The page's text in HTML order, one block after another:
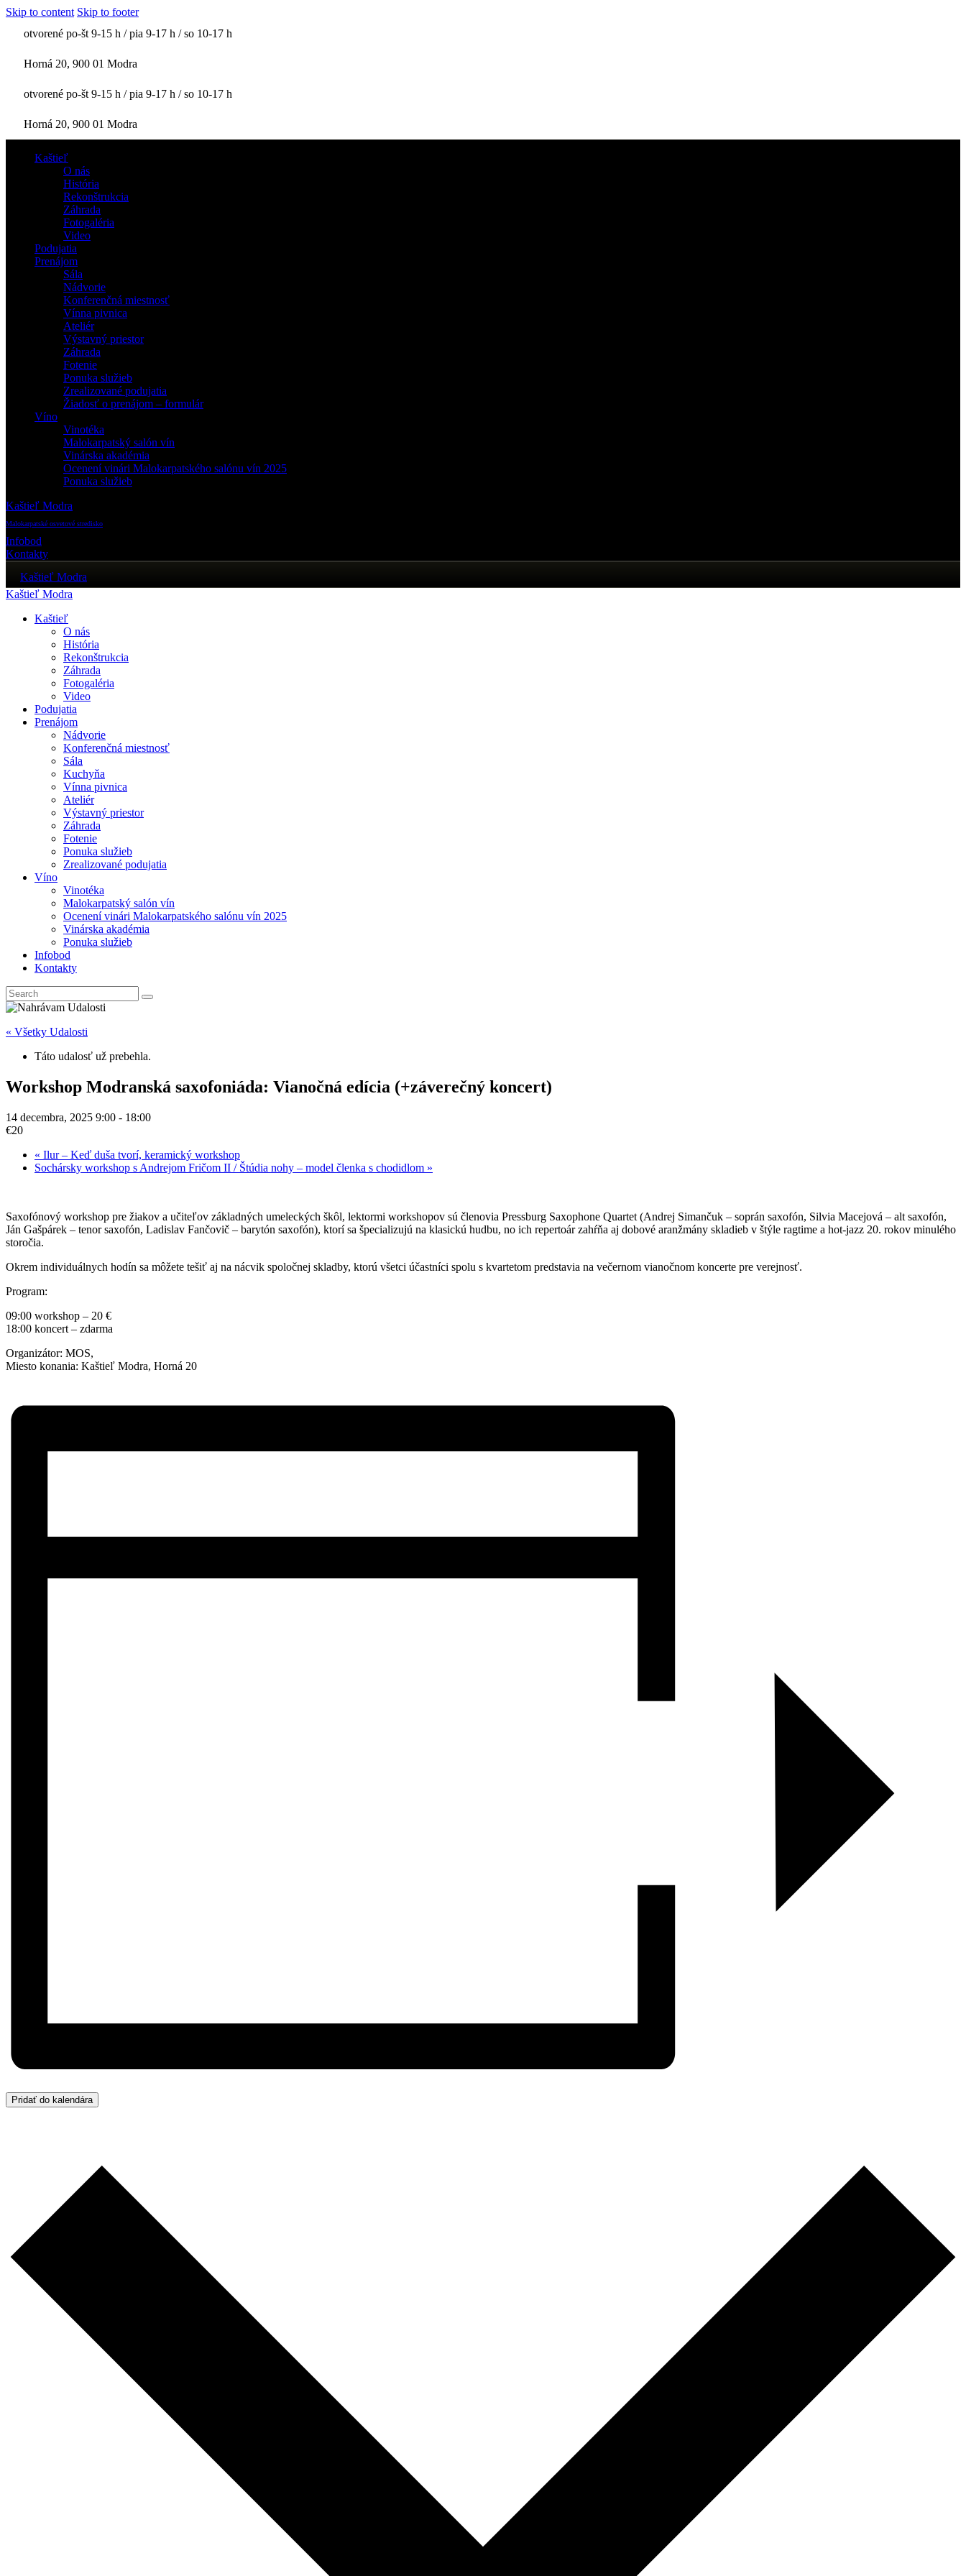
Skip to content Skip to footer
otvorené po-št 9-15 h / pia 9-17 h / so 10-17 h
Horná 20, 900 01 Modra
otvorené po-št 9-15 h / pia 9-17 h / so 10-17 h
Horná 20, 900 01 Modra
Kaštieľ
O nás
História
Rekonštrukcia
Záhrada
Fotogaléria
Video
Podujatia
Prenájom
Sála
Nádvorie
Konferenčná miestnosť
Vínna pivnica
Ateliér
Výstavný priestor
Záhrada
Fotenie
Ponuka služieb
Zrealizované podujatia
Žiadosť o prenájom – formulár
Víno
Vinotéka
Malokarpatský salón vín
Vinárska akadémia
Ocenení vinári Malokarpatského salónu vín 2025
Ponuka služieb
Kaštieľ Modra
Malokarpatské osvetové stredisko
Infobod
Kontakty
Kaštieľ Modra
Kaštieľ Modra
Kaštieľ
O nás
História
Rekonštrukcia
Záhrada
Fotogaléria
Video
Podujatia
Prenájom
Nádvorie
Konferenčná miestnosť
Sála
Kuchyňa
Vínna pivnica
Ateliér
Výstavný priestor
Záhrada
Fotenie
Ponuka služieb
Zrealizované podujatia
Víno
Vinotéka
Malokarpatský salón vín
Ocenení vinári Malokarpatského salónu vín 2025
Vinárska akadémia
Ponuka služieb
Infobod
Kontakty
« Všetky Udalosti
Táto udalosť už prebehla.
Workshop Modranská saxofoniáda: Vianočná edícia (+záverečný koncert)
14 decembra, 2025 9:00 - 18:00
€20
« Ilur – Keď duša tvorí, keramický workshop
Sochársky workshop s Andrejom Fričom II / Štúdia nohy – model členka s chodidlom »
Saxofónový workshop pre žiakov a učiteľov základných umeleckých škôl, lektormi workshopov sú členovia Pressburg Saxophone Quartet (Andrej Simančuk – soprán saxofón, Silvia Macejová – alt saxofón,
Ján Gašpárek – tenor saxofón, Ladislav Fančovič – barytón saxofón), ktorí sa špecializujú na klasickú hudbu, no ich repertoár zahŕňa aj dobové aranžmány skladieb v štýle ragtime a hot-jazz 20. rokov minulého
storočia.
Okrem individuálnych hodín sa môžete tešiť aj na nácvik spoločnej skladby, ktorú všetci účastníci spolu s kvartetom predstavia na večernom vianočnom koncerte pre verejnosť.
Program:
09:00 workshop – 20 €
18:00 koncert – zdarma
Organizátor: MOS,
Miesto konania: Kaštieľ Modra, Horná 20
Pridať do kalendára